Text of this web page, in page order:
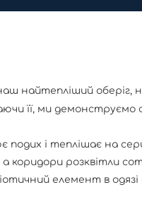
найтепліший оберіг,
її, ми
і теплішає на
а коридори розквітли
елемент в